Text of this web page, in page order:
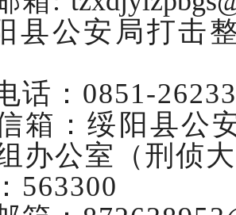
县公安局打击
话： 0851-
箱：绥阳县公
办公室（刑侦
563300